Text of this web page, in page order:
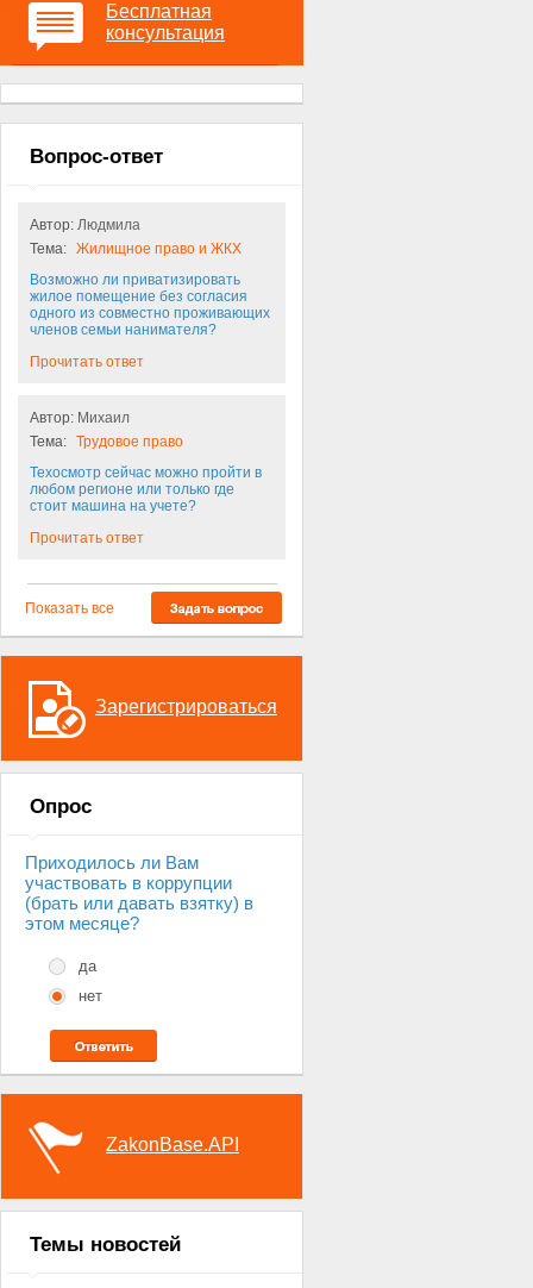
Бесплатная
консультация
Вопрос-ответ
Автор: Людмила
Тема: Жилищное право и ЖКХ
Возможно ли приватизировать
жилое помещение без согласия
одного из совместно проживающих
членов семьи нанимателя?
Прочитать ответ
Автор: Михаил
Тема: Трудовое право
Техосмотр сейчас можно пройти в
любом регионе или только где
стоит машина на учете?
Прочитать ответ
Показать все
Зарегистрироваться
Опрос
Приходилось ли Вам
участвовать в коррупции
(брать или давать взятку) в
этом месяце?
да
нет
ZakonBase.API
Темы новостей